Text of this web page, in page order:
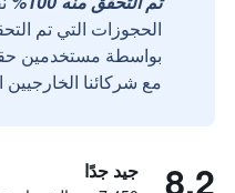
الحجوزات التي تم
مع شركائنا الخارجيين
8.2 جيد جدًا